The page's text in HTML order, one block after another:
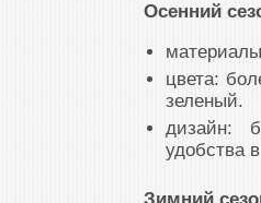
Осенний
цвета:
зеленый.
дизайн:
удобства